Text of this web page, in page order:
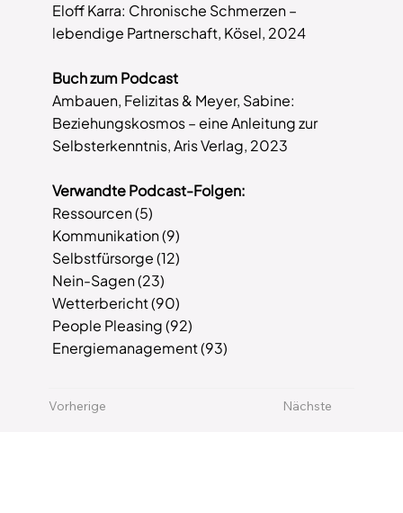
Eloff Karra: Chronische Schmerzen –
lebendige Partnerschaft, Kösel, 2024
Buch zum Podcast
Ambauen, Felizitas & Meyer, Sabine:
Beziehungskosmos – eine Anleitung zur
Selbsterkenntnis, Aris Verlag, 2023
Verwandte Podcast-Folgen:
Ressourcen (5)
Kommunikation (9)
Selbstfürsorge (12)
Nein-Sagen (23)
Wetterbericht (90)
People Pleasing (92)
Energiemanagement (93)
Vorherige Nächste